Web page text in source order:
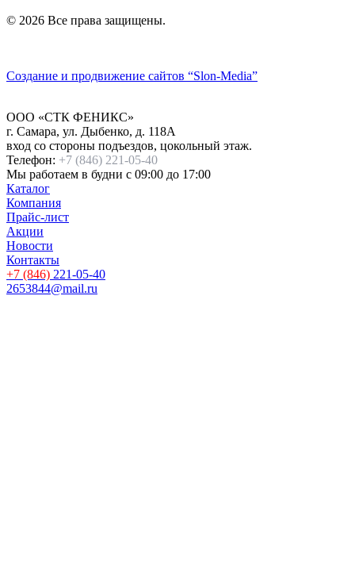
© 2026 Все права защищены.
Создание и продвижение сайтов “Slon-Media”
ООО «СТК ФЕНИКС»
г. Самара, ул. Дыбенко, д. 118А
вход со стороны подъездов, цокольный этаж.
Телефон: +7 (846) 221-05-40
Мы работаем в будни с 09:00 до 17:00
Каталог
Компания
Прайс-лист
Акции
Новости
Контакты
+7 (846) 221-05-40
2653844@mail.ru